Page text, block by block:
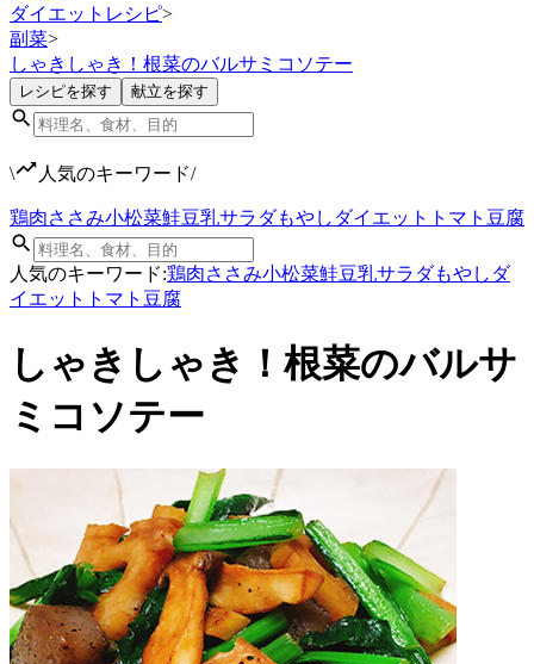
ダイエットレシピ>
副菜>
しゃきしゃき！根菜のバルサミコソテー
レシピを探す 献立を探す
\ 人気のキーワード/
鶏肉ささみ小松菜鮭豆乳サラダもやし ダイエット トマト 豆腐
人気のキーワード:鶏肉ささみ小松菜鮭豆乳サラダもやし ダ
イエット トマト 豆腐
しゃきしゃき！根菜のバルサ
ミコソテー